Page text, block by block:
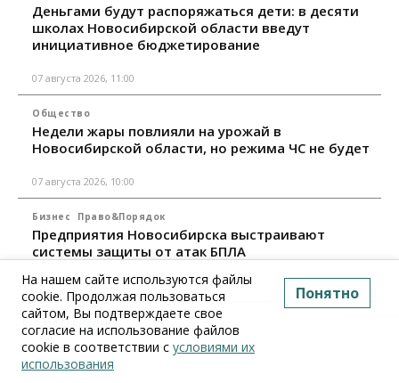
Деньгами будут распоряжаться дети: в десяти
школах Новосибирской области введут
инициативное бюджетирование
07 августа 2026, 11:00
Общество
Недели жары повлияли на урожай в
Новосибирской области, но режима ЧС не будет
07 августа 2026, 10:00
Бизнес Право&Порядок
Предприятия Новосибирска выстраивают
системы защиты от атак БПЛА
07 августа 2026, 09:00
Все материалы
На нашем сайте используются файлы
cookie. Продолжая пользоваться
сайтом, Вы подтверждаете свое
согласие на использование файлов
cookie в соответствии с условиями их
использования
Понятно